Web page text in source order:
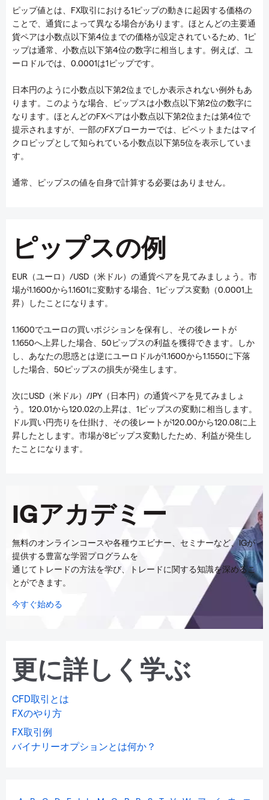
ピップ値とは、FX取引における1ピップの動きに起因する価格の
ことで、通貨によって異なる場合があります。ほとんどの主要通
貨ペアは小数点以下第4位までの価格が設定されているため、1ピ
ップは通常、小数点以下第4位の数字に相当します。例えば、ユ
ーロドルでは、0.0001は1ピップです。
日本円のように小数点以下第2位までしか表示されない例外もあ
ります。このような場合、ピップスは小数点以下第2位の数字に
なります。ほとんどのFXペアは小数点以下第2位または第4位で
提示されますが、一部のFXブローカーでは、ピペットまたはマイ
クロピップとして知られている小数点以下第5位を表示していま
す。
通常、ピップスの値を自身で計算する必要はありません。
ピップスの例
EUR（ユーロ）/USD（米ドル）の通貨ペアを見てみましょう。市
場が1.1600から1.1601に変動する場合、1ピップス変動（0.0001上
昇）したことになります。
1.1600でユーロの買いポジションを保有し、その後レートが
1.1650へ上昇した場合、50ピップスの利益を獲得できます。しか
し、あなたの思惑とは逆にユーロドルが1.1600から1.1550に下落
した場合、50ピップスの損失が発生します。
次にUSD（米ドル）/JPY（日本円）の通貨ペアを見てみましょ
う。120.01から120.02の上昇は、1ピップスの変動に相当します。
ドル買い円売りを仕掛け、その後レートが120.00から120.08に上
昇したとします。市場が8ピップス変動したため、利益が発生し
たことになります。
IGアカデミー
無料のオンラインコースや各種ウエビナー、セミナーなど、IGが
提供する豊富な学習プログラムを
通じてトレードの方法を学び、トレードに関する知識を深めるこ
とができます。
今すぐ始める
更に詳しく学ぶ
CFD取引とは
FXのやり方
FX取引例
バイナリーオプションとは何か？